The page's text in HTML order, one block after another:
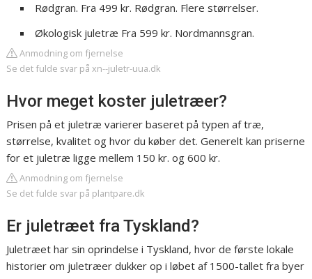
Rødgran. Fra 499 kr. Rødgran. Flere størrelser.
Økologisk juletræ Fra 599 kr. Nordmannsgran.
Anmodning om fjernelse
Se det fulde svar på xn--juletr-uua.dk
Hvor meget koster juletræer?
Prisen på et juletræ varierer baseret på typen af træ,
størrelse, kvalitet og hvor du køber det. Generelt kan priserne
for et juletræ ligge mellem 150 kr. og 600 kr.
Anmodning om fjernelse
Se det fulde svar på plantpare.dk
Er juletræet fra Tyskland?
Juletræet har sin oprindelse i Tyskland, hvor de første lokale
historier om juletræer dukker op i løbet af 1500-tallet fra byer